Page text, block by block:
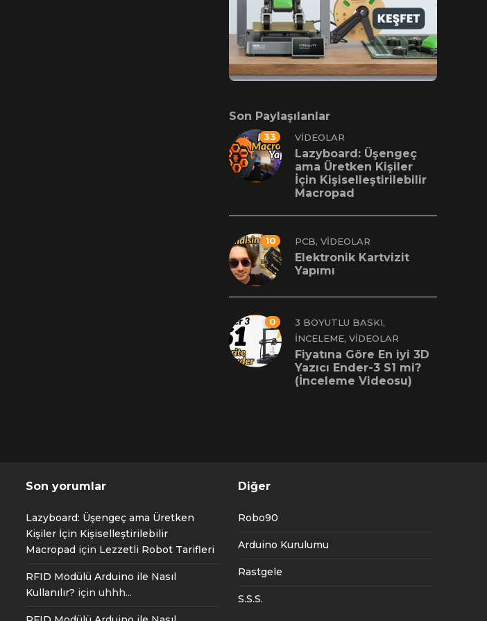
Son Paylaşılanlar
33 VIDEOLAR
Lazyboard: Üşengeç
ama Üretken Kişiler
İçin Kişiselleştirilebilir
Macropad
10 PCB, VIDEOLAR
Elektronik Kartvizit
Yapımı
0 3 BOYUTLU BASKI,
İNCELEME, VIDEOLAR
Fiyatına Göre En iyi 3D
Yazıcı Ender-3 S1 mi?
(İnceleme Videosu)
Son yorumlar
Lazyboard: Üşengeç ama Üretken
Kişiler İçin Kişiselleştirilebilir
Macropadiçin Lezzetli Robot Tarifleri
RFID Modülü Arduino ile Nasıl
Kullanılır? için uhhh...
Diğer
Robo90
Arduino Kurulumu
Rastgele
S.S.S.